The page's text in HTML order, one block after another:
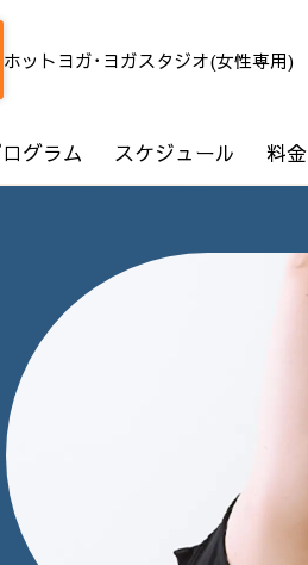
ホットヨガ･ヨガスタジオ(女性専用)
グラム スケジュール 料金